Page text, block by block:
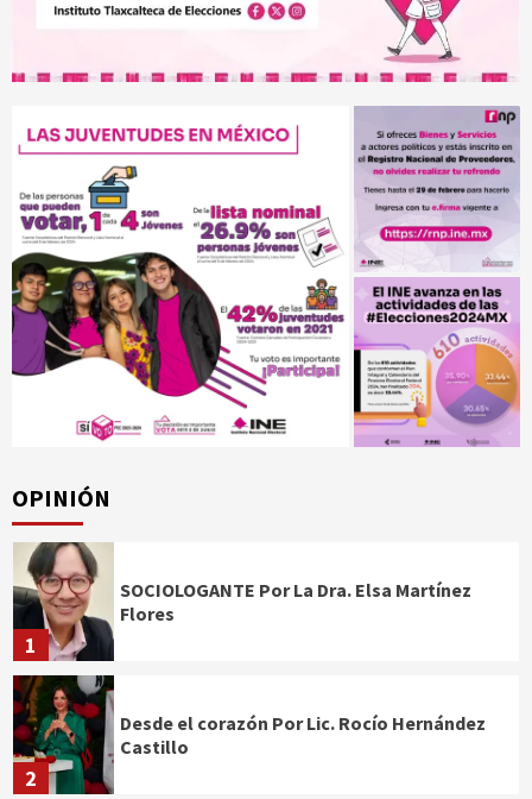
OPINIÓN
1
SOCIOLOGANTE Por La Dra. Elsa Martínez
Flores
2
Desde el corazón Por Lic. Rocío Hernández
Castillo